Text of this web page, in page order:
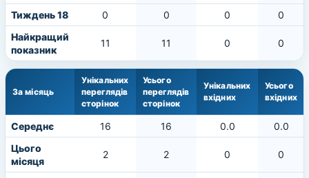
Тиждень 18
0 0 0
0
Найкращий
показник
11 11 0 0
За місяць
Унікальних
переглядів
сторінок
Усього
переглядів
сторінок
Унікальних
вхідних
Усього
вхідних
Середнє 16 16 0.0
0.0
Цього
місяця
2 2 0 0